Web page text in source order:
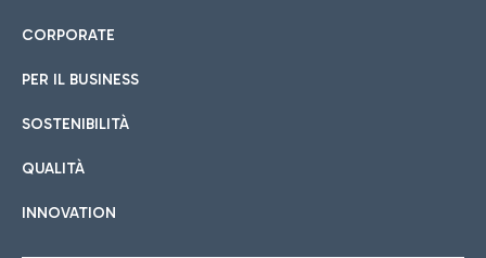
CORPORATE
PER IL BUSINESS
SOSTENIBILITÀ
QUALITÀ
INNOVATION